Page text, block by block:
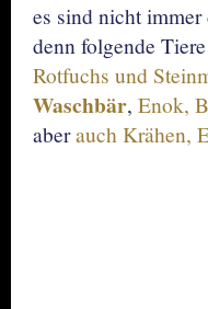
es sind nicht
denn folgende
Rotfuchs und
Waschbär, Enok,
aberauch Krähen,